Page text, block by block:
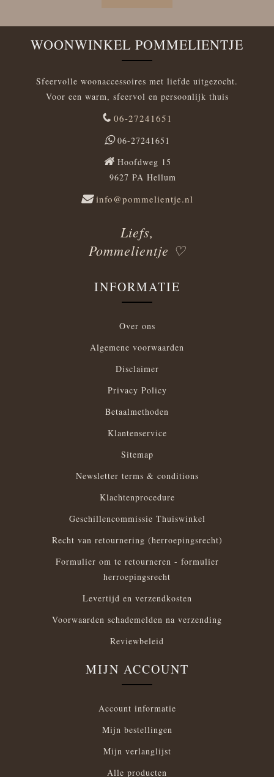
WOONWINKEL POMMELIENTJE
Sfeervolle woonaccessoires met liefde uitgezocht.
Voor een warm, sfeervol en persoonlijk thuis
06-27241651
06-27241651
Hoofdweg 15
9627 PA Hellum
info@pommelientje.nl
Liefs,
Pommelientje ♡
INFORMATIE
Over ons
Algemene voorwaarden
Disclaimer
Privacy Policy
Betaalmethoden
Klantenservice
Sitemap
Newsletter terms & conditions
Klachtenprocedure
Geschillencommissie Thuiswinkel
Recht van retournering (herroepingsrecht)
Formulier om te retourneren - formulier
herroepingsrecht
Levertijd en verzendkosten
Voorwaarden schademelden na verzending
Reviewbeleid
MIJN ACCOUNT
Account informatie
Mijn bestellingen
Mijn verlanglijst
Alle producten